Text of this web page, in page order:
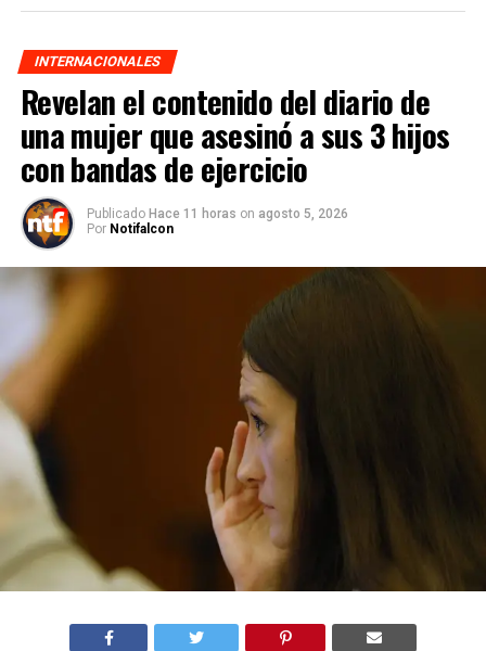
INTERNACIONALES
Revelan el contenido del diario de
una mujer que asesinó a sus 3 hijos
con bandas de ejercicio
Publicado Hace 11 horas on agosto 5, 2026
Por Notifalcon